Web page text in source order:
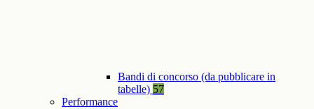
Bandi di concorso (da pubblicare in
tabelle) 57
Performance